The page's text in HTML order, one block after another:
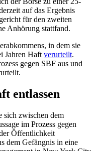
auf das Ergebnis
für den zweiten
Anhörung stattfand.
in dem sie
Jahren Haft verurteilt.
gegen SBF aus und
entlassen
sich zwischen dem
im Prozess gegen
Öffentlichkeit
dem Gefängnis in eine